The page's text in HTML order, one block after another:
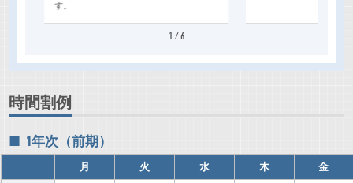
す。
1 /6
時間割例
1年次（前期）
月 火 水 木 金